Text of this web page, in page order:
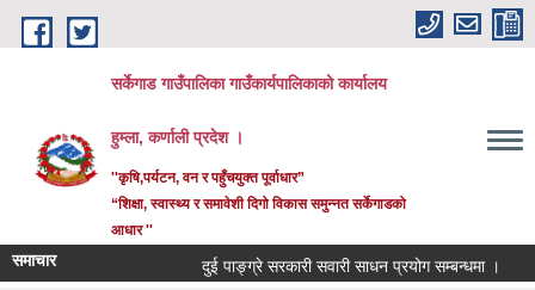
Skip to main content
सर्केगाड गाउँपालिका गाउँकार्यपालिकाको कार्यालय
हुम्ला, कर्णाली प्रदेश ।
''कृषि,पर्यटन, वन र पहुँचयुक्त पूर्वाधार”
“शिक्षा, स्वास्थ्य र समावेशी दिगो विकास समुन्नत सर्केगाडको
आधार ''
समाचार दुई पाङ्ग्रे सरकारी सवारी साधन प्रयोग सम्बन्धमा ।